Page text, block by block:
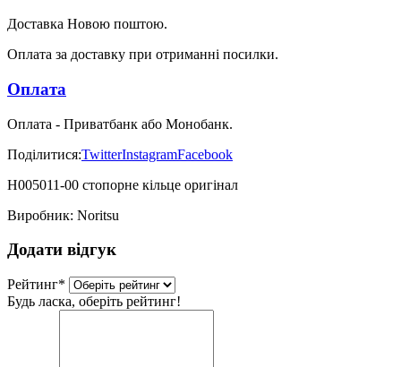
Доставка Новою поштою.
Оплата за доставку при отриманні посилки.
Оплата
Оплата - Приватбанк або Монобанк.
Поділитися:TwitterInstagramFacebook
H005011-00 стопорне кільце оригінал
Виробник: Noritsu
Додати відгук
Рейтинг*
Будь ласка, оберіть рейтинг!